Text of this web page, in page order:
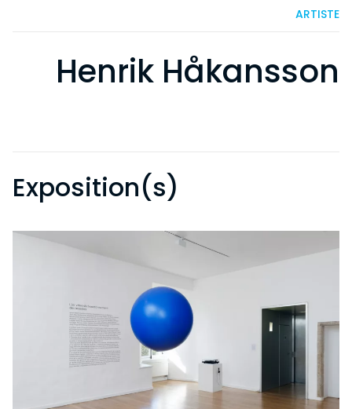
ARTISTE
Henrik Håkansson
Exposition(s)